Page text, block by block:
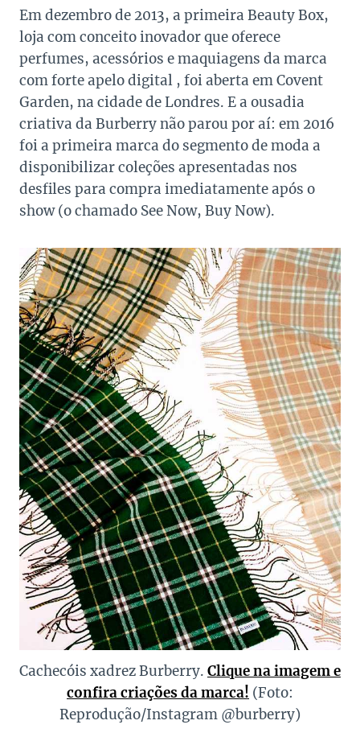
Em dezembro de 2013, a primeira Beauty Box,
loja com conceito inovador que oferece
perfumes, acessórios e maquiagens da marca
com forte apelo digital , foi aberta em Covent
Garden, na cidade de Londres. E a ousadia
criativa da Burberry não parou por aí: em 2016
foi a primeira marca do segmento de moda a
disponibilizar coleções apresentadas nos
desfiles para compra imediatamente após o
show (o chamado See Now, Buy Now).
Cachecóis xadrez Burberry. Clique na imagem e
confira criações da marca! (Foto:
Reprodução/Instagram @burberry)